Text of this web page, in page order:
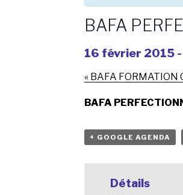
BAFA
16 février 2015 -
« BAFA FORMATION
BAFA
+ GOOGLE AGENDA
Détails